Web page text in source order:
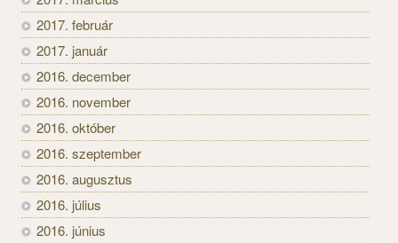
2017. február
2017. január
2016. december
2016. november
2016. október
2016. szeptember
2016. augusztus
2016. július
2016. június